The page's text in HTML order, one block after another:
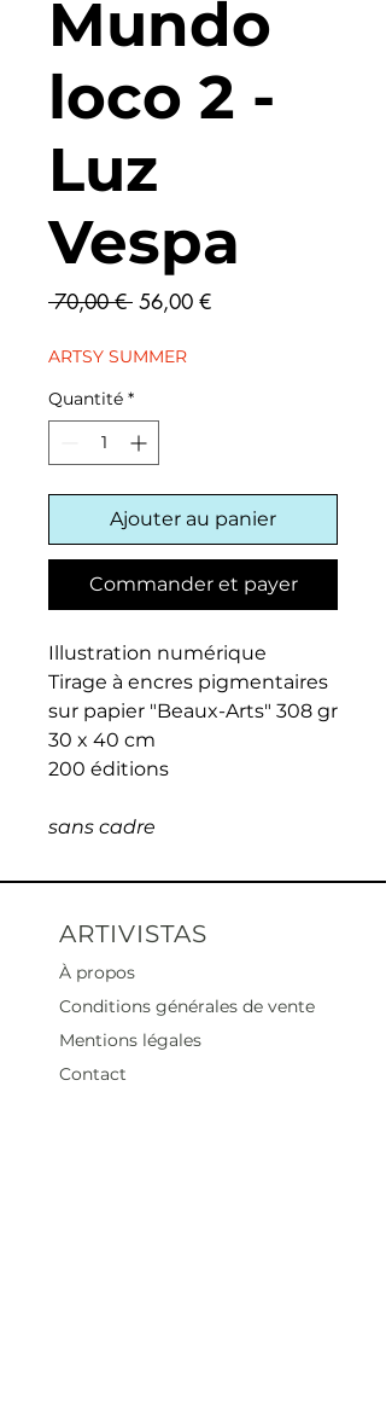
Mundo
loco 2 -
Luz
Vespa
70,00 € Prix
56,00 €Prix
ARTSY SUMMER
Quantité *
Ajouter au panier
Commander et payer
Illustration numérique
Tirage à encres pigmentaires
sur papier "Beaux-Arts" 308 gr
30 x 40 cm
200 éditions
sans cadre
ARTIVISTAS
À propos
Conditions générales de vente
Mentions légales
Contact